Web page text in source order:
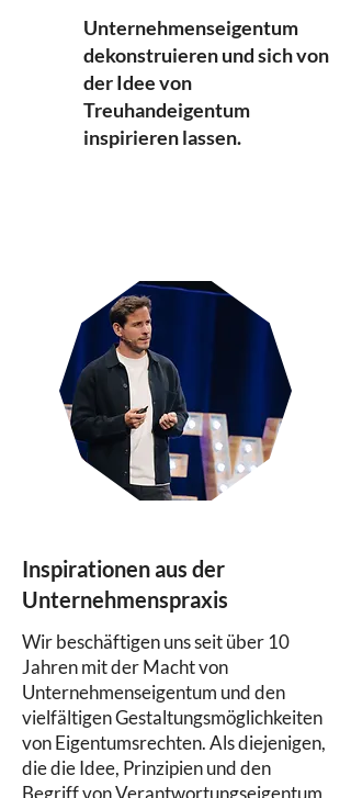
Unternehmenseigentum
dekonstruieren und sich von
der Idee von
Treuhandeigentum
inspirieren lassen.
Inspirationen aus der
Unternehmenspraxis
Wir beschäftigen uns seit über 10
Jahren mit der Macht von
Unternehmenseigentum und den
vielfältigen Gestaltungsmöglichkeiten
von Eigentumsrechten. Als diejenigen,
die die Idee, Prinzipien und den
Begriff von Verantwortungseigentum